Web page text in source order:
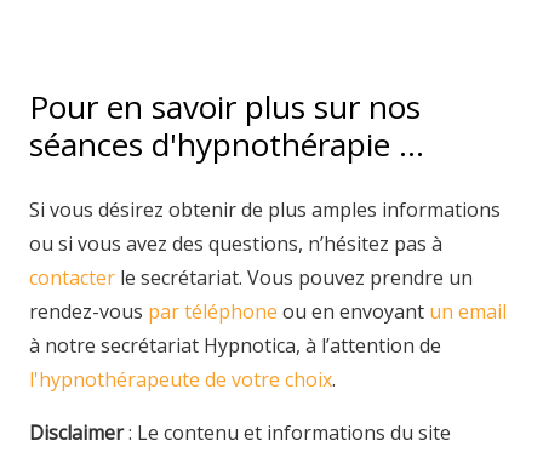
Pour en savoir plus sur nos
séances d'hypnothérapie …
Si vous désirez obtenir de plus amples informations
ou si vous avez des questions, n’hésitez pas à
contacter le secrétariat. Vous pouvez prendre un
rendez-vous par téléphone ou en envoyant un email
à notre secrétariat Hypnotica, à l’attention de
l'hypnothérapeute de votre choix.
Disclaimer: Le contenu et informations du site